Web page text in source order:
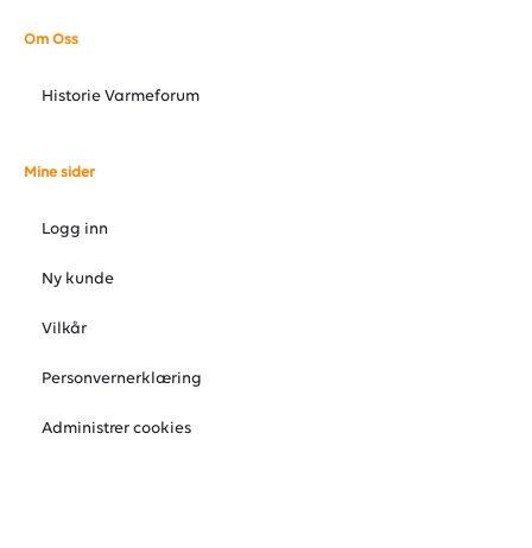
Om Oss
Historie Varmeforum
Mine sider
Logg inn
Ny kunde
Vilkår
Personvernerklæring
Administrer cookies